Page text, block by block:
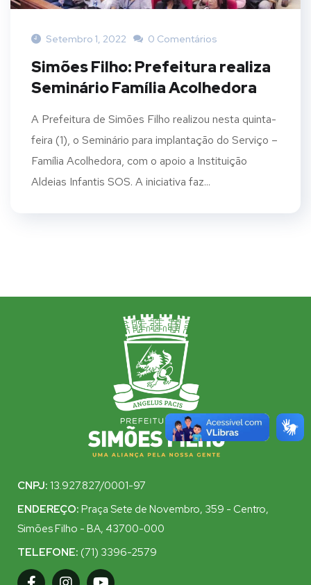
Setembro 1, 2022 0 Comentários
Simões Filho: Prefeitura realiza
Seminário Família Acolhedora
A Prefeitura de Simões Filho realizou nesta quinta-
feira (1), o Seminário para implantação do Serviço –
Família Acolhedora, com o apoio a Instituição
Aldeias Infantis SOS. A iniciativa faz...
CNPJ: 13.927.827/0001-97
ENDEREÇO: Praça Sete de Novembro, 359 - Centro,
Simões Filho - BA, 43700-000
TELEFONE: (71) 3396-2579